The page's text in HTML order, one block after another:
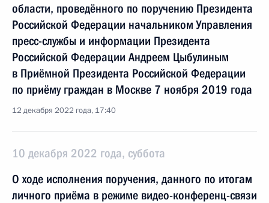
области, проведённого по поручению Президента
Российской Федерации начальником Управления
пресс-службы и информации Президента
Российской Федерации Андреем Цыбулиным
в Приёмной Президента Российской Федерации
по приёму граждан в Москве 7 ноября 2019 года
12 декабря 2022 года, 17:40
10 декабря 2022 года, суббота
О ходе исполнения поручения, данного по итогам
личного приёма в режиме видео-конференц-связи